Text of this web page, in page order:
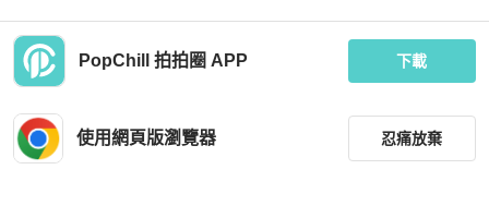
PopChill 拍拍圈 APP 下載
使用網頁版瀏覽器 忍痛放棄